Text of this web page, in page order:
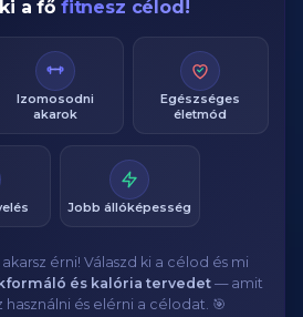
a fő fitnesz célod!
Izomosodni
akarok
Egészséges
életmód
Jobb állóképesség
érni! Válaszd ki a célod és mi
és kalória tervedet — amit
és elérni a célodat. 🎯